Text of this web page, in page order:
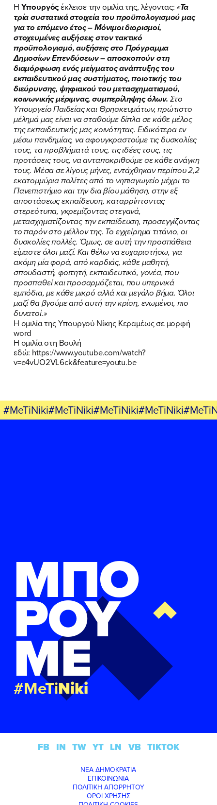
Η Υπουργόςέκλεισε την ομιλία της, λέγοντας: «Τα
τρία συστατικά στοιχεία του προϋπολογισμού μας
για το επόμενο έτος – Μόνιμοι διορισμοί,
στοχευμένες αυξήσεις στον τακτικό
προϋπολογισμό, αυξήσεις στο Πρόγραμμα
Δημοσίων Επενδύσεων – αποσκοπούν στη
διαμόρφωση ενός μείγματος ανάπτυξης του
εκπαιδευτικού μας συστήματος, ποιοτικής του
διεύρυνσης, ψηφιακού του μετασχηματισμού,
κοινωνικής μέριμνας, συμπερίληψης όλων. Στο
Υπουργείο Παιδείας και Θρησκευμάτων, πρώτιστο
μέλημά μας είναι να σταθούμε δίπλα σε κάθε μέλος
της εκπαιδευτικής μας κοινότητας. Ειδικότερα εν
μέσω πανδημίας, να αφουγκραστούμε τις δυσκολίες
τους, τα προβλήματά τους, τις ιδέες τους, τις
προτάσεις τους, να ανταποκριθούμε σε κάθε ανάγκη
τους. Μέσα σε λίγους μήνες, εντάχθηκαν περίπου 2,2
εκατομμύρια πολίτες από το νηπιαγωγείο μέχρι το
Πανεπιστήμιο και την δια βίου μάθηση, στην εξ
αποστάσεως εκπαίδευση, καταρρίπτοντας
στερεότυπα, γκρεμίζοντας στεγανά,
μετασχηματίζοντας την εκπαίδευση, προσεγγίζοντας
το παρόν στο μέλλον της. Το εγχείρημα τιτάνιο, οι
δυσκολίες πολλές. Όμως, σε αυτή την προσπάθεια
είμαστε όλοι μαζί. Και θέλω να ευχαριστήσω, για
ακόμη μία φορά, από καρδιάς, κάθε μαθητή,
σπουδαστή, φοιτητή, εκπαιδευτικό, γονέα, που
προσπαθεί και προσαρμόζεται, που υπερνικά
εμπόδια, με κάθε μικρό αλλά και μεγάλο βήμα. Όλοι
μαζί θα βγούμε από αυτή την κρίση, ενωμένοι, πιο
δυνατοί.»
Η ομιλία της Υπουργού Νίκης Κεραμέως σε μορφή
word
Η ομιλία στη Βουλή
εδώ: https://www.youtube.com/watch?
v=e4vUO2VL6ck&feature=youtu.be
ΜΠΟ
ΡΟΥ
ΜΕ
#MeTiNiki
ΝΕΑ ΔΗΜΟΚΡΑΤΙΑ
ΕΠΙΚΟΙΝΩΝΙΑ
ΠΟΛΙΤΙΚΗ ΑΠΟΡΡΗΤΟΥ
ΟΡΟΙ ΧΡΗΣΗΣ
FB IN TW YT LN VB TIKTOK